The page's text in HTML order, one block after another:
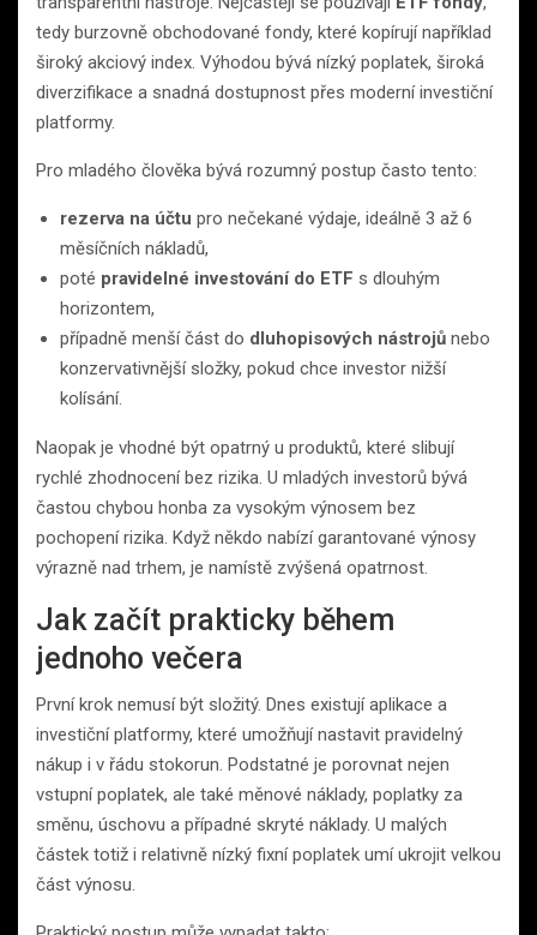
tedy burzovně obchodované fondy, které kopírují například
široký akciový index. Výhodou bývá nízký poplatek, široká
diverzifikace a snadná dostupnost přes moderní investiční
platformy.
Pro mladého člověka bývá rozumný postup často tento:
rezerva na účtu pro nečekané výdaje, ideálně 3 až 6
měsíčních nákladů,
poté pravidelné investování do ETF s dlouhým
horizontem,
případně menší část do dluhopisových nástrojů nebo
konzervativnější složky, pokud chce investor nižší
kolísání.
Naopak je vhodné být opatrný u produktů, které slibují
rychlé zhodnocení bez rizika. U mladých investorů bývá
častou chybou honba za vysokým výnosem bez
pochopení rizika. Když někdo nabízí garantované výnosy
výrazně nad trhem, je namístě zvýšená opatrnost.
Jak začít prakticky během
jednoho večera
První krok nemusí být složitý. Dnes existují aplikace a
investiční platformy, které umožňují nastavit pravidelný
nákup i v řádu stokorun. Podstatné je porovnat nejen
vstupní poplatek, ale také měnové náklady, poplatky za
směnu, úschovu a případné skryté náklady. U malých
částek totiž i relativně nízký fixní poplatek umí ukrojit velkou
část výnosu.